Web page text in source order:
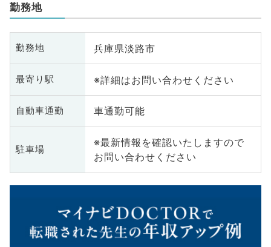
勤務地
勤務地 兵庫県淡路市
最寄り駅 ※詳細はお問い合わせください
自動車通勤 車通勤可能
駐車場
※最新情報を確認いたしますので
お問い合わせください